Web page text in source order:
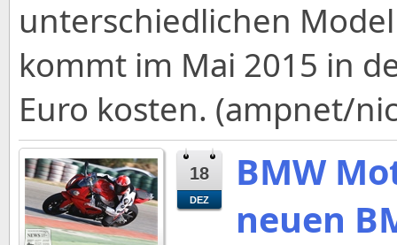
unterschiedlichen
kommt im Mai 2015 in
Euro kosten. (ampnet/
18
DEZ
BMW
neuen